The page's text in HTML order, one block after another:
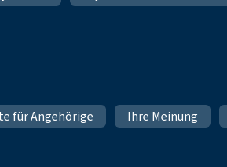
für Angehörige Ihre Meinung